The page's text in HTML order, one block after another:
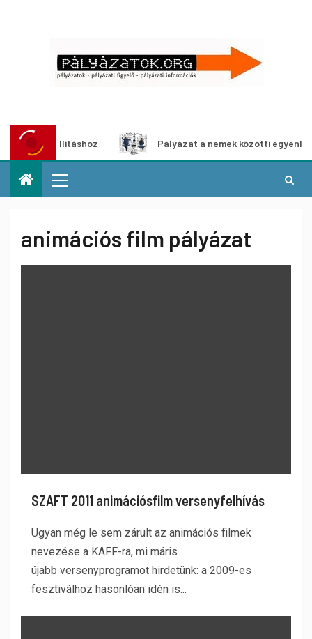
Pályázat a nemek közötti egyenlőség európai
animációs film pályázat
SZAFT 2011 animációsfilm versenyfelhívás
Ugyan még le sem zárult az animációs filmek
nevezése a KAFF-ra, mi máris
újabb versenyprogramot hirdetünk: a 2009-es
fesztiválhoz hasonlóan idén is...